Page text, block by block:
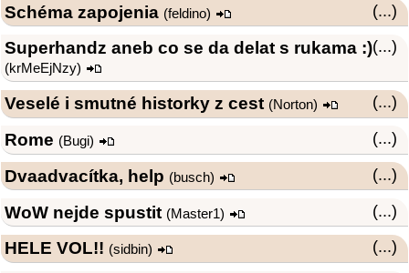
(...)
Schéma zapojenia (feldino)
(...)
Superhandz aneb co se da delat s rukama :)
(krMeEjNzy)
(...)
Veselé i smutné historky z cest (Norton)
(...)
Rome (Bugi)
(...)
Dvaadvacítka, help (busch)
(...)
WoW nejde spustit (Master1)
(...)
HELE VOL!! (sidbin)